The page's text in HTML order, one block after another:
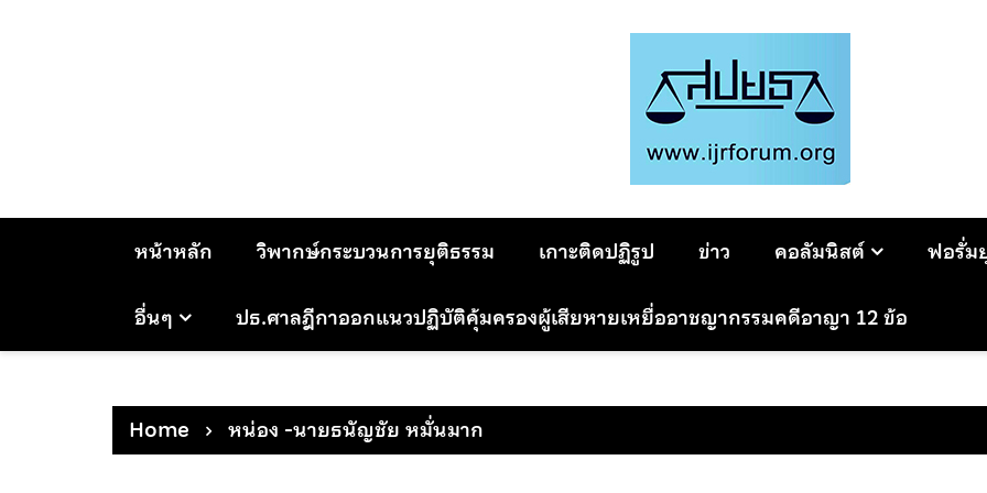
หน้าหลัก วิพากษ์กระบวนการยุติธรรม เกาะติดปฏิรูป ข่าว คอลัมนิสต์ ฟอรั่ม
อื่นๆ ปธ.ศาลฎีกาออกแนวปฏิบัติคุ้มครองผู้เสียหายเหยื่ออาชญากรรมคดีอาญา 12 ข้อ
Home หน่อง -นายธนัญชัย หมั่นมาก